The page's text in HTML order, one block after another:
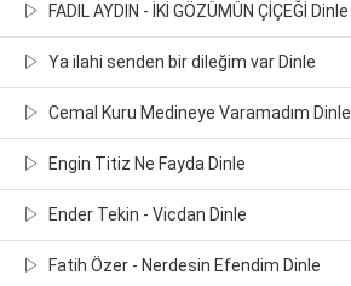
FADIL AYDIN - İKİ GÖZÜMÜN ÇİÇEĞİ Dinle
Ya ilahi senden bir dileğim var Dinle
Cemal Kuru Medineye Varamadım Dinle
Engin Titiz Ne Fayda Dinle
Ender Tekin - Vicdan Dinle
Fatih Özer - Nerdesin Efendim Dinle